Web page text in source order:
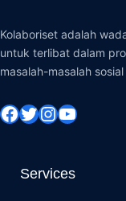
Kolaboriset adalah
untuk terlibat dalam
masalah-masalah
Facebook Twitter InstagramYouTube
Services